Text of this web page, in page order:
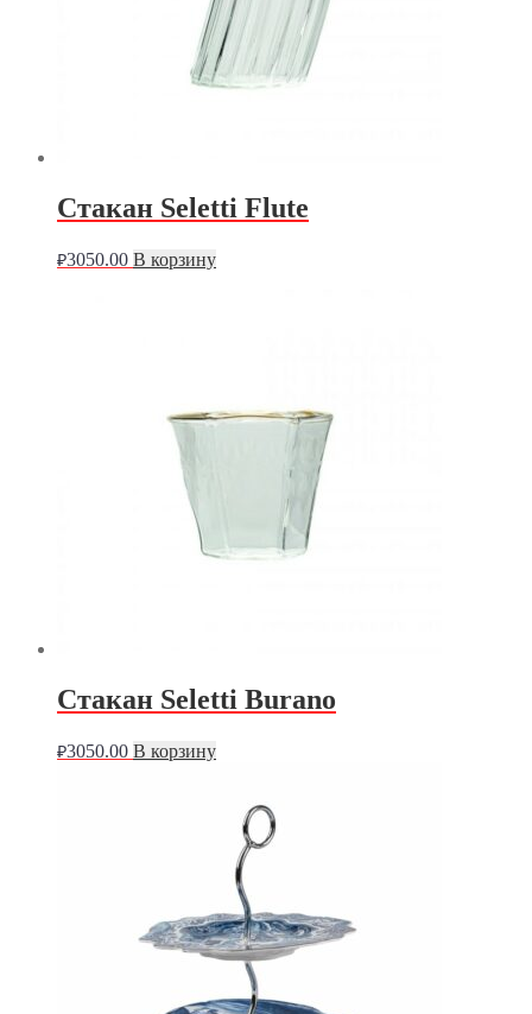
Стакан Seletti Flute
₽3050.00 В корзину
Стакан Seletti Burano
₽3050.00 В корзину